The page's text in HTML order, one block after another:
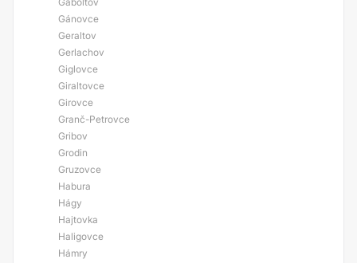
Gánovce
Geraltov
Gerlachov
Giglovce
Giraltovce
Girovce
Granč-Petrovce
Gribov
Grodin
Gruzovce
Habura
Hágy
Hajtovka
Haligovce
Hámry